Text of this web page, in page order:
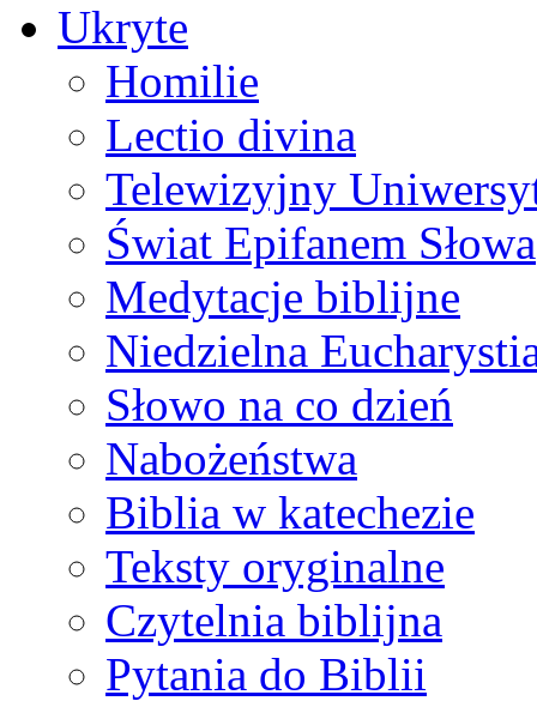
Ukryte
Homilie
Lectio divina
Telewizyjny
Świat Epifanem Słowa
Medytacje biblijne
Niedzielna
Słowo na co dzień
Nabożeństwa
Biblia w katechezie
Teksty oryginalne
Czytelnia biblijna
Pytania do Biblii